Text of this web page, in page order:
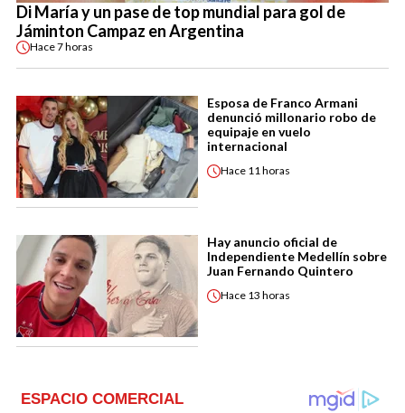
Di María y un pase de top mundial para gol de
Jáminton Campaz en Argentina
Hace7 horas
Esposa de Franco Armani
denunció millonario robo de
equipaje en vuelo
internacional
Hace 11 horas
Hay anuncio oficial de
Independiente Medellín sobre
Juan Fernando Quintero
Hace 13 horas